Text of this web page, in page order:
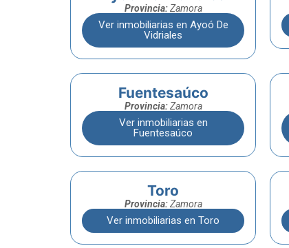
Provincia:Zamora
Ver inmobiliarias en Ayoó De
Vidriales
Fuentesaúco
Provincia:Zamora
Ver inmobiliarias en
Fuentesaúco
Toro
Provincia:Zamora
Ver inmobiliarias en Toro